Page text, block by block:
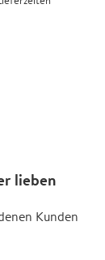
lieben
Kunden